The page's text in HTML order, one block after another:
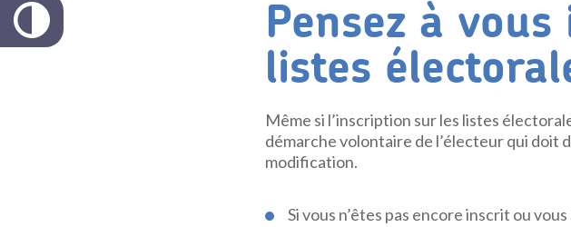
Pensez à
listes
Même si l’inscription sur les listes
démarche volontaire de l’électeur qui doit
modification.
Si vous n’êtes pas encore inscrit ou